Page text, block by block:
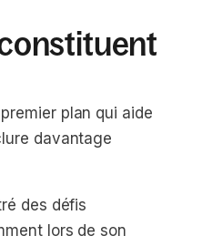
plan qui aide
davantage
des défis
lors de son